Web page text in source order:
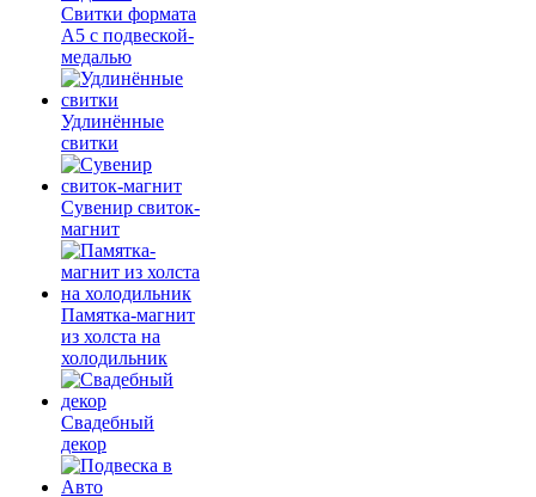
Свитки формата
А5 с подвеской-
медалью
Удлинённые
свитки
Сувенир свиток-
магнит
Памятка-магнит
из холста на
холодильник
Свадебный
декор